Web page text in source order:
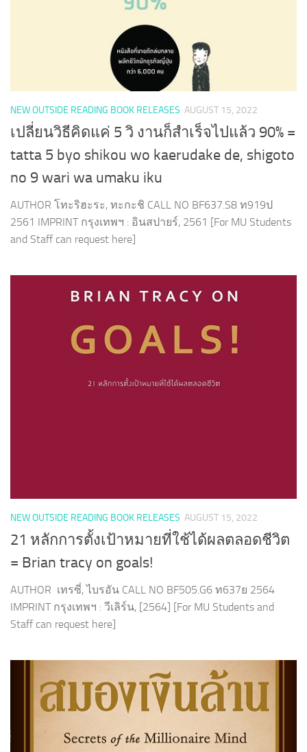
NEW OUTSIDE READING BOOK RELEASES AUGUST 15, 2022
เปลี่ยนวิธีคิดแค่ 5 วิ งานก็สำเร็จไปแล้ว 90% =
tatta 5 byo shikou wo kaerudake de, shigoto
no 9 wari wa umaku iku
AUTHOR โทะริฮะระ, ทะกะชิ CALL NO BF637.S8 ท919ป
2561 IMPRINT กรุงเทพฯ : อินสปายร์, 2561 [For MU Students
and Staff can request here]
NEW OUTSIDE READING BOOK RELEASES AUGUST 15, 2022
21 หลักการตั้งเป้าหมายที่ใช้ได้ผลตลอดชีวิต
= Brian tracy on goals!
AUTHOR เทรซี่, ไบรอัน CALL NO BF505.G6 ท637ย 2564
IMPRINT กรุงเทพฯ : วีเลิร์น, [2564] [For MU Students and
Staff can request here]